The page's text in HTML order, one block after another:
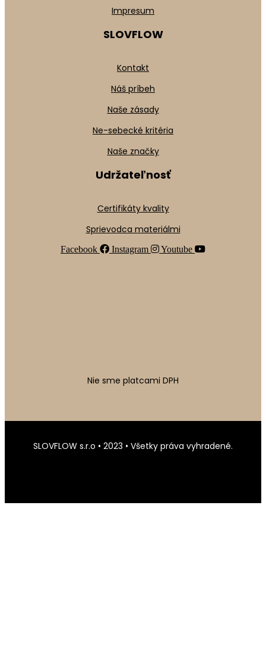
Impresum
SLOVFLOW
Kontakt
Náš príbeh
Naše zásady
Ne-sebecké kritéria
Naše značky
Udržateľnosť
Certifikáty kvality
Sprievodca materiálmi
Facebook Instagram Youtube
Nie sme platcami DPH
SLOVFLOW s.r.o • 2023 • Všetky práva vyhradené.